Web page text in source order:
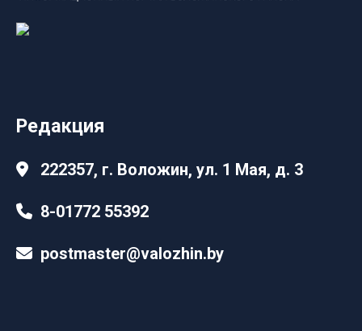
Редакция
222357, г. Воложин, ул. 1 Мая, д. 3
8-01772 55392
postmaster@valozhin.by